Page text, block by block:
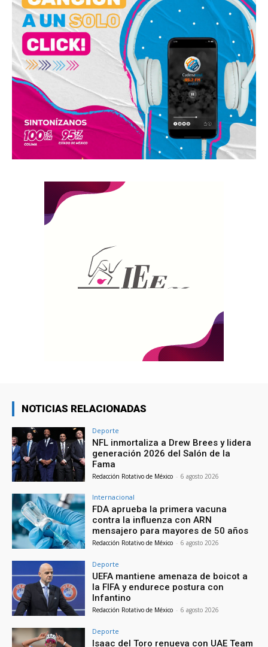
NOTICIAS RELACIONADAS
Deporte
NFL inmortaliza a Drew Brees y lidera
generación 2026 del Salón de la
Fama
Redacción Rotativo de México - 6 agosto 2026
Internacional
FDA aprueba la primera vacuna
contra la influenza con ARN
mensajero para mayores de 50 años
Redacción Rotativo de México - 6 agosto 2026
Deporte
UEFA mantiene amenaza de boicot a
la FIFA y endurece postura con
Infantino
Redacción Rotativo de México - 6 agosto 2026
Deporte
Isaac del Toro renueva con UAE Team